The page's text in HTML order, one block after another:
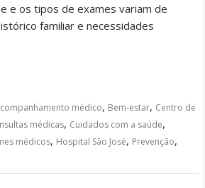
e os tipos de exames variam de
familiar e necessidades
médico, Bem-estar, Centro de
médicas, Cuidados com a saúde,
médicos, Hospital São José, Prevenção,